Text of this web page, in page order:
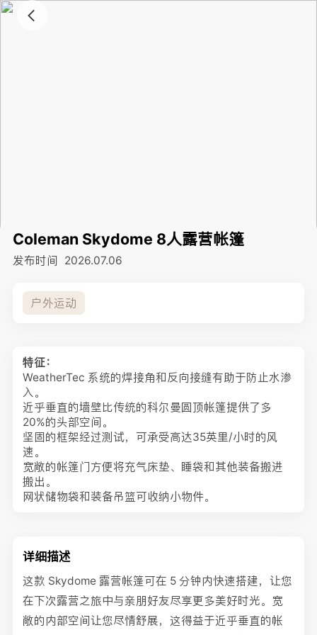
Coleman Skydome 8人露营帐篷
发布时间 2026.07.06
户外运动
特征：
WeatherTec 系统的焊接角和反向接缝有助于防止水渗
入。
近乎垂直的墙壁比传统的科尔曼圆顶帐篷提供了多
20%的头部空间。
坚固的框架经过测试，可承受高达35英里/小时的风
速。
宽敞的帐篷门方便将充气床垫、睡袋和其他装备搬进
搬出。
网状储物袋和装备吊篮可收纳小物件。
详细描述
这款 Skydome 露营帐篷可在 5 分钟内快速搭建，让您
在下次露营之旅中与亲朋好友尽享更多美好时光。宽
敞的内部空间让您尽情舒展，这得益于近乎垂直的帐